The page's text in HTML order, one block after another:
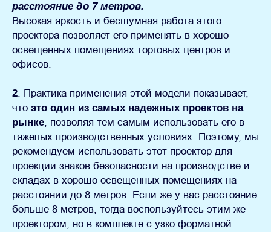
расстояние до 7 метров.
Высокая яркость и бесшумная работа этого
проектора позволяет его применять в хорошо
освещённых помещениях торговых центров и
офисов.
2. Практика применения этой модели показывает,
что это один из самых надежных проектов на
рынке, позволяя тем самым использовать его в
тяжелых производственных условиях. Поэтому, мы
рекомендуем использовать этот проектор для
проекции знаков безопасности на производстве и
складах в хорошо освещенных помещениях на
расстоянии до 8 метров. Если же у вас расстояние
больше 8 метров, тогда воспользуйтесь этим же
проектором, но в комплекте с узко форматной